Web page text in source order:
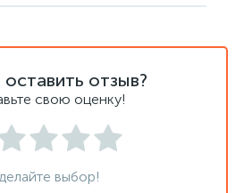
отзыв?
свою оценку!
выбор!